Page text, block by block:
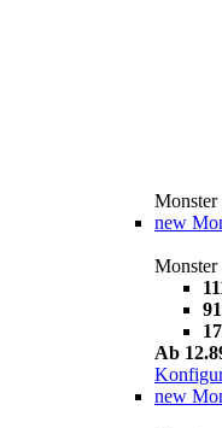
Monster
new
Monster
Ab
new